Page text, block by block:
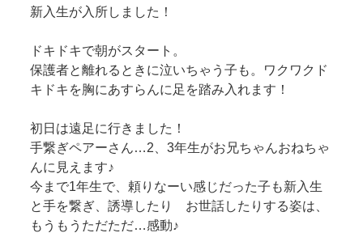
新入生が入所しました！
ドキドキで朝がスタート。
保護者と離れるときに泣いちゃう子も。ワクワクド
キドキを胸にあすらんに足を踏み入れます！
初日は遠足に行きました！
手繋ぎペアーさん…2、3年生がお兄ちゃんおねちゃ
んに見えます♪
今まで1年生で、頼りなーい感じだった子も新入生
と手を繋ぎ、誘導したり お世話したりする姿は、
もうもうただただ…感動♪